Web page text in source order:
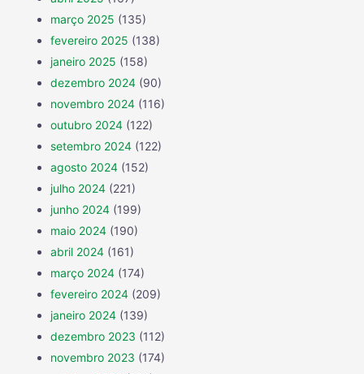
março 2025 (135)
fevereiro 2025 (138)
janeiro 2025 (158)
dezembro 2024 (90)
novembro 2024 (116)
outubro 2024 (122)
setembro 2024 (122)
agosto 2024 (152)
julho 2024 (221)
junho 2024 (199)
maio 2024 (190)
abril 2024 (161)
março 2024 (174)
fevereiro 2024 (209)
janeiro 2024 (139)
dezembro 2023 (112)
novembro 2023 (174)